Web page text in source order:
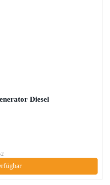
Diesel